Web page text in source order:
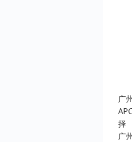
广
择
广